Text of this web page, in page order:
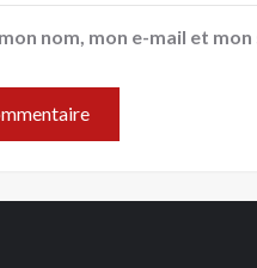
nom, mon e-mail et